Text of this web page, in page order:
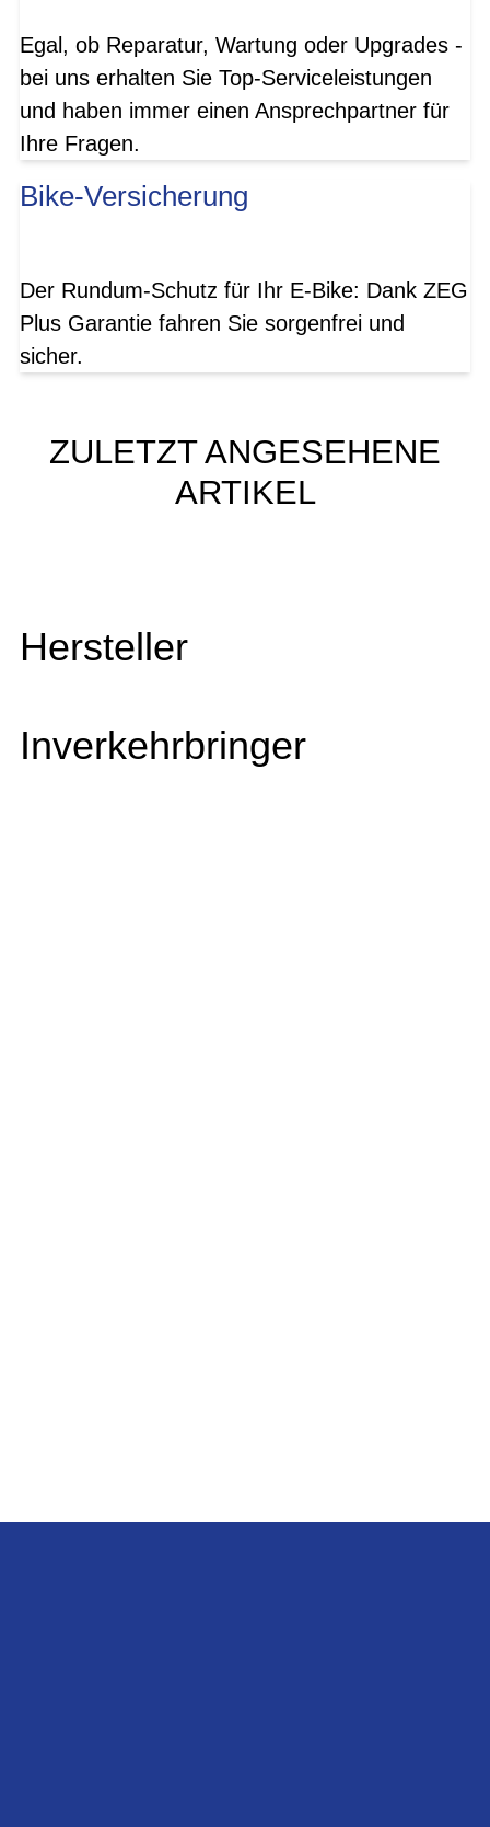
Egal, ob Reparatur, Wartung oder Upgrades -
bei uns erhalten Sie Top-Serviceleistungen
und haben immer einen Ansprechpartner für
Ihre Fragen.
Bike-Versicherung
Der Rundum-Schutz für Ihr E-Bike: Dank ZEG
Plus Garantie fahren Sie sorgenfrei und
sicher.
ZULETZT ANGESEHENE
ARTIKEL
Hersteller
Inverkehrbringer